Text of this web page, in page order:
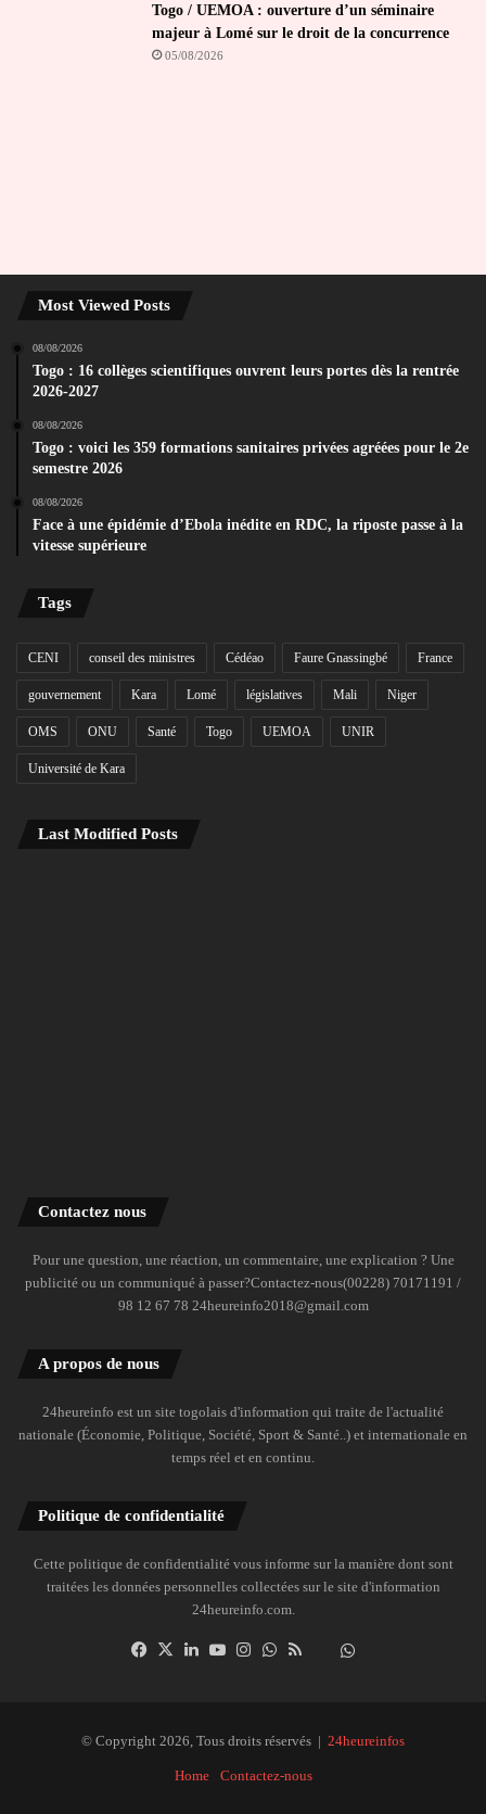
Togo / UEMOA : ouverture d’un séminaire
majeur à Lomé sur le droit de la concurrence
05/08/2026
Most Viewed Posts
08/08/2026
Togo : 16 collèges scientifiques ouvrent leurs portes dès la rentrée
2026-2027
08/08/2026
Togo : voici les 359 formations sanitaires privées agréées pour le 2e
semestre 2026
08/08/2026
Face à une épidémie d’Ebola inédite en RDC, la riposte passe à la
vitesse supérieure
Tags
CENI conseil des ministres Cédéao Faure Gnassingbé France
gouvernement Kara Lomé législatives Mali Niger
OMS ONU Santé Togo UEMOA UNIR
Université de Kara
Last Modified Posts
Contactez nous
Pour une question, une réaction, un commentaire, une explication ? Une
publicité ou un communiqué à passer?Contactez-nous(00228) 70171191 /
98 12 67 78 24heureinfo2018@gmail.com
A propos de nous
24heureinfo est un site togolais d'information qui traite de l'actualité
nationale (Économie, Politique, Société, Sport & Santé..) et internationale en
temps réel et en continu.
Politique de confidentialité
Cette politique de confidentialité vous informe sur la manière dont sont
traitées les données personnelles collectées sur le site d'information
24heureinfo.com.
Facebook
X LinkedinYouTubeInstagramWhatsAppDailymotion
© Copyright 2026, Tous droits réservés | 24heureinfos
Home Contactez-nous